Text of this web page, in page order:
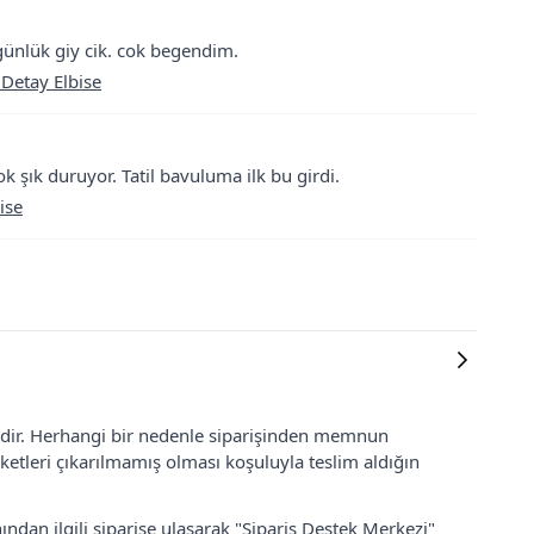
giy cik. cok begendim.
Detay Elbise
şık duruyor. Tatil bavuluma ilk bu girdi.
Herhangi bir nedenle siparişinden memnun
çıkarılmamış olması koşuluyla teslim aldığın
ilgili siparişe ulaşarak "Sipariş Destek Merkezi"